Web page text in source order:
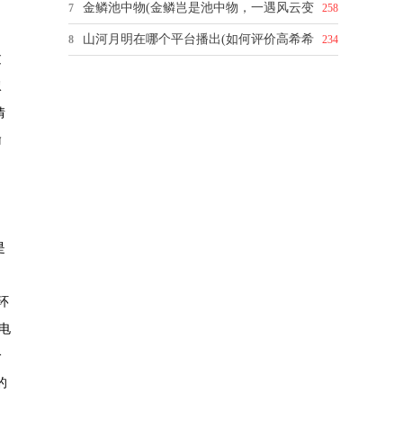
7 258
金鳞池中物(金鳞岂是池中物，一遇风云变
8 234
山河月明在哪个平台播出(如何评价高希希